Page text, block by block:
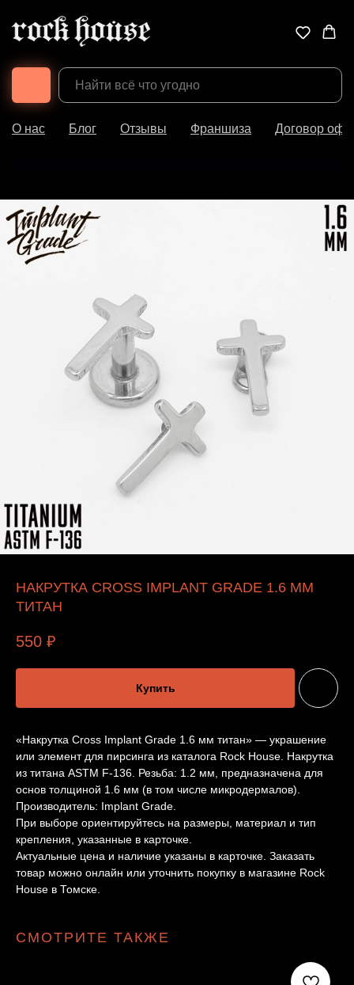
О нас Блог Отзывы Франшиза Договор
НАКРУТКА CROSS IMPLANT GRADE 1.6 ММ
ТИТАН
550 ₽
Купить
«Накрутка Cross Implant Grade 1.6 мм титан» — украшение
или элемент для пирсинга из каталога Rock House. Накрутка
из титана ASTM F-136. Резьба: 1.2 мм, предназначена для
основ толщиной 1.6 мм (в том числе микродермалов).
Производитель: Implant Grade.
При выборе ориентируйтесь на размеры, материал и тип
крепления, указанные в карточке.
Актуальные цена и наличие указаны в карточке. Заказать
товар можно онлайн или уточнить покупку в магазине Rock
House в Томске.
СМОТРИТЕ ТАКЖЕ